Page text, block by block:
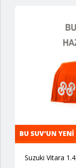
Suzuki Vitara